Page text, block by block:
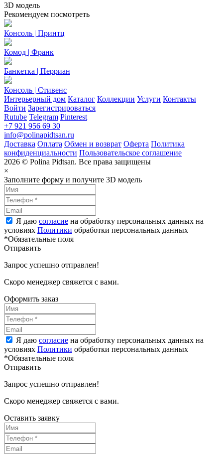
3D модель
Рекомендуем посмотреть
Консоль | Принтц
Комод | Франк
Банкетка | Перриан
Консоль | Стивенс
Интерьерный дом Каталог Коллекции Услуги Контакты
Войти Зарегистрироваться
Rutube Telegram Pinterest
+7 921 956 69 30
info@polinapidtsan.ru
Доставка Оплата Обмен и возврат Оферта Политика
конфиденциальности Пользовательское соглашение
2026 © Polina Pidtsan. Все права защищены
×
Заполните форму и получите 3D модель
Я даю согласие на обработку персональных данных на
условиях Политики обработки персональных данных
*Обязательные поля
Отправить
Запрос успешно отправлен!
Скоро менеджер свяжется с вами.
Оформить заказ
Я даю согласие на обработку персональных данных на
условиях Политики обработки персональных данных
*Обязательные поля
Отправить
Запрос успешно отправлен!
Скоро менеджер свяжется с вами.
Оставить заявку